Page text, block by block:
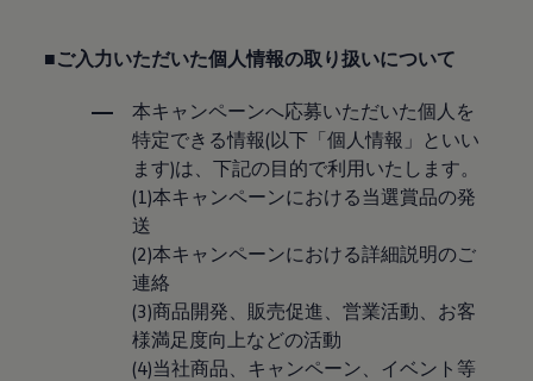
倫理・リスク管理・コンプライアンス
プレスリリース
2024
2023
2022
2021
2020
2019
2018
2017
2016
2015
リコール関連情報
セーフティ マイスター
■ご入力いただいた個人情報の取り扱いについて
本キャンペーンへ応募いただいた個人を
特定できる情報(以下「個人情報」といい
ます)は、下記の目的で利用いたします。
(1)本キャンペーンにおける当選賞品の発
送
(2)本キャンペーンにおける詳細説明のご
連絡
(3)商品開発、販売促進、営業活動、お客
様満足度向上などの活動
(4)当社商品、キャンペーン、イベント等